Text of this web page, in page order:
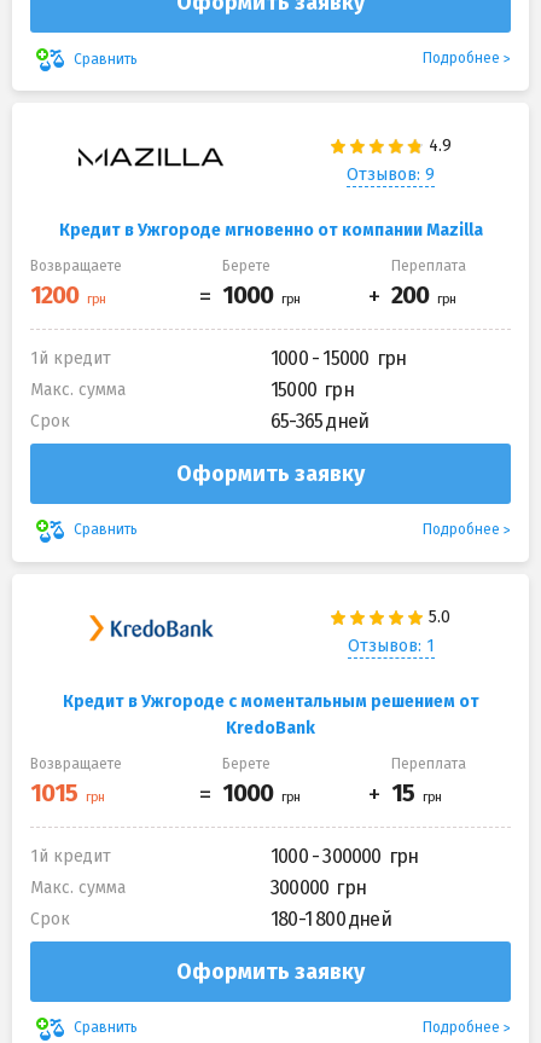
Сравнить Подробнее
Отзывов: 9
Кредит в Ужгороде мгновенно от компании Mazilla
Возвращаете Берете Переплата
1й кредит 1000 - 15000
Макс. сумма 15000
Срок 65-365 дней
Оформить заявку
Сравнить Подробнее
Отзывов: 1
Кредит в Ужгороде с моментальным решением от
KredoBank
Возвращаете Берете Переплата
1й кредит 1000 - 300000
Макс. сумма 300000
Срок 180-1 800 дней
Оформить заявку
Сравнить Подробнее